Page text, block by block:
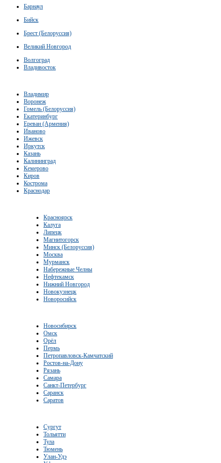
Барнаул
Бийск
Брест (Белоруссия)
Великий Новгород
Волгоград
Владивосток
Владимир
Воронеж
Гомель (Белоруссия)
Екатеринбург
Ереван (Армения)
Иваново
Ижевск
Иркутск
Казань
Калининград
Кемерово
Киров
Кострома
Краснодар
Красноярск
Калуга
Липецк
Магнитогорск
Минск (Белоруссия)
Москва
Мурманск
Набережные Челны
Нефтекамск
Нижний Новгород
Новокузнецк
Новоросийск
Новосибирск
Омск
Орёл
Пермь
Петропавловск-Камчатский
Ростов-на-Дону
Рязань
Самара
Санкт-Петербург
Саранск
Саратов
Сургут
Тольятти
Тула
Тюмень
Улан-Удэ